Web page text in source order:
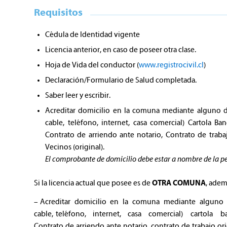
Requisitos
Cédula de Identidad vigente
Licencia anterior, en caso de poseer otra clase.
Hoja de Vida del conductor (www.registrocivil.cl )
Declaración/Formulario de Salud completada.
Saber leer y escribir.
Acreditar domicilio en la comuna mediante alguno
cable, teléfono, internet, casa comercial) Cartola
Contrato de arriendo ante notario, Contrato de
Vecinos (original).
El comprobante de domicilio debe estar a nombre de la
Si la licencia actual que posee es deOTRA COMUNA,
– Acreditar domicilio en la comuna mediante alguno
cable, teléfono, internet, casa comercial) cartola